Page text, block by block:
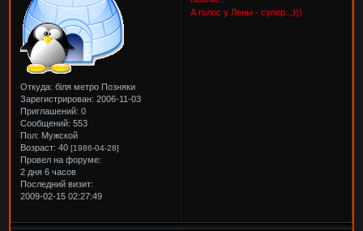
Откуда: біля метро Позняки
Зарегистрирован: 2006-11-03
Приглашений: 0
Сообщений: 553
Пол: Мужской
Возраст: 40[1986-04-28]
Провел на форуме:
2 дня 6 часов
Последний визит:
2009-02-15 02:27:49
А голос у Лены - супер...)))